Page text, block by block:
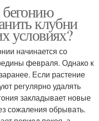
клубни
условиях?
начинается со
февраля. Однако к
Если растение
регулярно удалять
закладывает новые
сожаления обрывать.